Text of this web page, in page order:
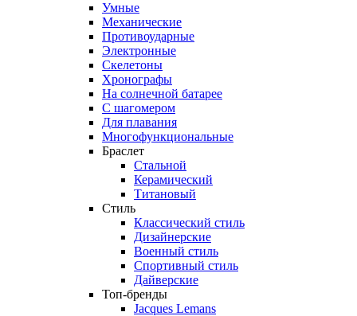
Умные
Механические
Противоударные
Электронные
Скелетоны
Хронографы
На солнечной батарее
С шагомером
Для плавания
Многофункциональные
Браслет
Стальной
Керамический
Титановый
Стиль
Классический стиль
Дизайнерские
Военный стиль
Спортивный стиль
Дайверские
Топ-бренды
Jacques Lemans